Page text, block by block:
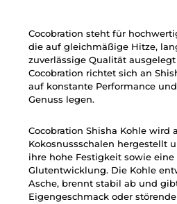
Cocobration steht für
die auf gleichmäßige Hitze,
zuverlässige Qualität
Cocobration richtet sich an
auf konstante Performance
Genuss legen.
Cocobration Shisha Kohle wird
Kokosnussschalen hergestellt
ihre hohe Festigkeit sowie
Glutentwicklung. Die Kohle
Asche, brennt stabil ab und
Eigengeschmack oder